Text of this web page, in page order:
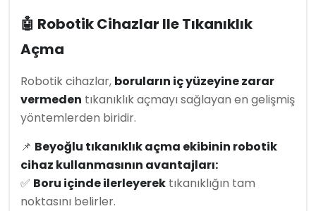
🤖 Robotik Cihazlar Ile Tıkanıklık
Açma
Robotik cihazlar, boruların iç yüzeyine zarar
vermeden tıkanıklık açmayı sağlayan en gelişmiş
yöntemlerden biridir.
📌 Beyoğlu tıkanıklık açma ekibinin robotik
cihaz kullanmasının avantajları:
✅ Boru içinde ilerleyerek tıkanıklığın tam
noktasını belirler.